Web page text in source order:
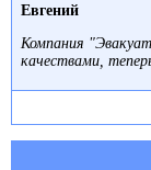
Евгений
Компания
качествами,